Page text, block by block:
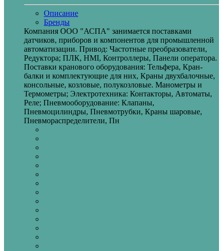
Описание
Бренды
Компания ООО "АСПА" занимается поставками
датчиков, приборов и компонентов для промышленной
автоматизации. Привод: Частотные преобразователи,
Редуктора; ПЛК, HMI, Контроллеры, Панели оператора.
Поставки кранового оборудования: Тельфера, Кран-
балки и комплектующие для них, Краны двухбалочные,
консольные, козловые, полукозловые. Манометры и
Термометры; Электротехника: Контакторы, Автоматы,
Реле; Пневмооборудование: Клапаны,
Пневмоцилиндры, Пневмотрубки, Краны шаровые,
Пневмораспределители, Пн